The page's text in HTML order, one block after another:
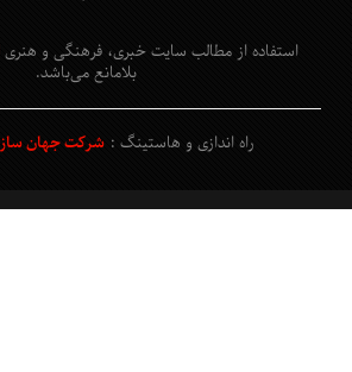
استفاده از مطالب سایت خبری، فرهنگی و هنری
بلامانع می‌باشد.
راه اندازی و هاستینگ :شرکت جهان